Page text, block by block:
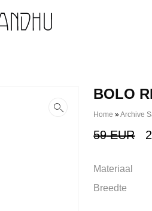
BOLO
Home »Archive
59EUR
Materiaal
Breedte